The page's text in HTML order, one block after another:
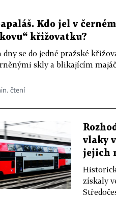
Kdo jel v
křižovatku?
dny se do jedné pražské
skly a blikajícím
čtení
vlaky
jejich
získaly